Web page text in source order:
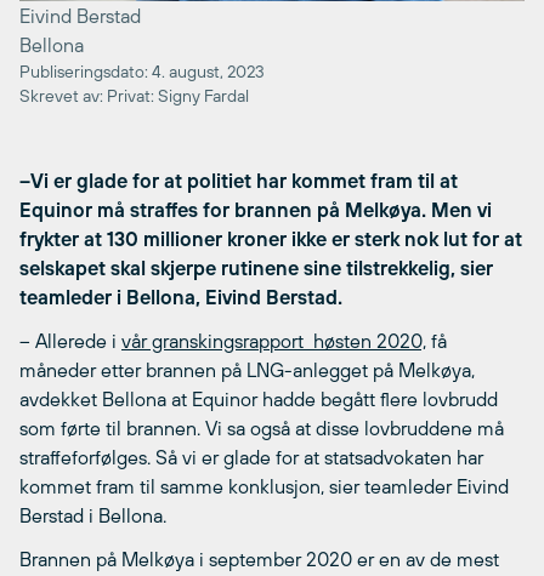
Eivind Berstad
Bellona
Publiseringsdato: 4. august, 2023
Skrevet av: Privat: Signy Fardal
–Vi er glade for at politiet har kommet fram til at
Equinor må straffes for brannen på Melkøya. Men vi
frykter at 130 millioner kroner ikke er sterk nok lut for at
selskapet skal skjerpe rutinene sine tilstrekkelig, sier
teamleder i Bellona, Eivind Berstad.
– Allerede i vår granskingsrapport høsten 2020, få
måneder etter brannen på LNG-anlegget på Melkøya,
avdekket Bellona at Equinor hadde begått flere lovbrudd
som førte til brannen. Vi sa også at disse lovbruddene må
straffeforfølges. Så vi er glade for at statsadvokaten har
kommet fram til samme konklusjon, sier teamleder Eivind
Berstad i Bellona.
Brannen på Melkøya i september 2020 er en av de mest